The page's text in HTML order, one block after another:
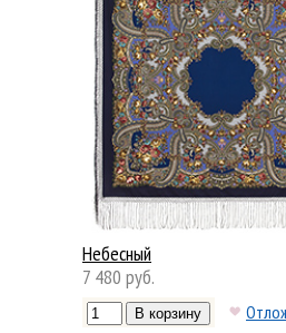
Небесный
7 480 руб.